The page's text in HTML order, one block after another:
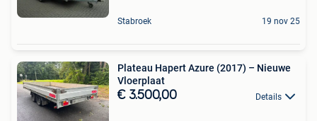
Stabroek 19 nov 25
Plateau Hapert Azure (2017) – Nieuwe
Vloerplaat
€ 3.500,00 Details